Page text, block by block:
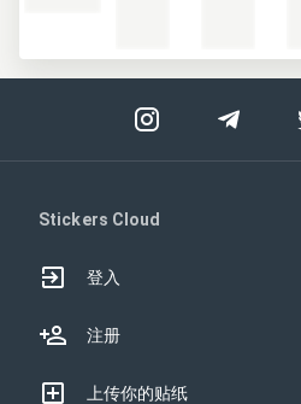
Stickers Cloud
登入
注册
上传你的贴纸